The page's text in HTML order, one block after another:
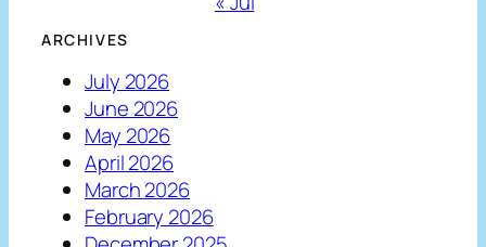
ARCHIVES
July 2026
June 2026
May 2026
April 2026
March 2026
February 2026